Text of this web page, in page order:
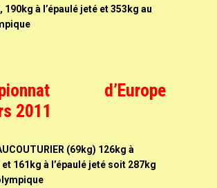
190kg à l’épaulé jeté et 353kg au
d’Europe
2011
(69kg) 126kg à
et 161kg à l’épaulé jeté soit 287kg